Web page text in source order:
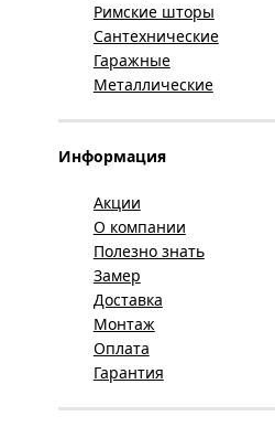
Римские шторы
Сантехнические
Гаражные
Металлические
Информация
Акции
О компании
Полезно знать
Замер
Доставка
Монтаж
Оплата
Гарантия